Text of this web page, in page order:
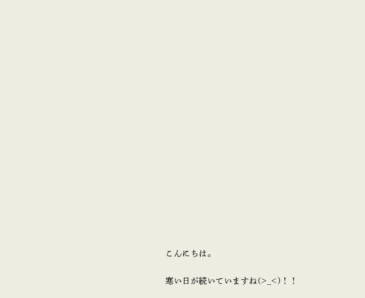
こんにちは。
寒い日が続いていますね(>_<)！！